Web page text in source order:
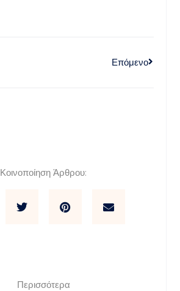
Επόμενο
Κοινοποίηση Άρθρου:
Περισσότερα